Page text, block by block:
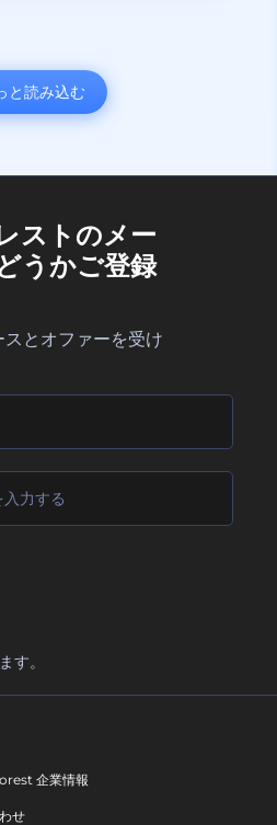
と読み込む
ストのメー
うかご登録
とオファーを受け
す。
企業情報
せ